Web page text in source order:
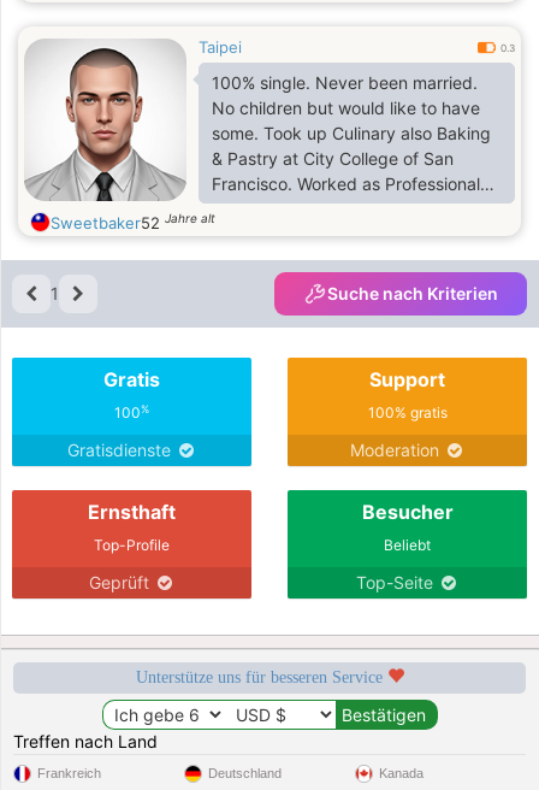
Taipei 0.3
100% single. Never been married.
No children but would like to have
some. Took up Culinary also Baking
& Pastry at City College of San
Francisco. Worked as Professional
Caregiver and Assistant Carpenter in
USA. Also worked as English-
Chinese translator in Taiwan for
many years. Currently working as
Mandarin call center agent in
Sweetbaker52 Jahre alt
1 Suche nach Kriterien
Gratis
100%
Gratisdienste
Support
100% gratis
Moderation
Ernsthaft
Top-Profile
Geprüft
Besucher
Beliebt
Top-Seite
Unterstütze uns für besseren Service
Treffen nach Land
Frankreich Deutschland Kanada